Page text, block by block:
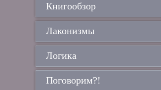
Книгообзор
Лаконизмы
Логика
Поговорим?!